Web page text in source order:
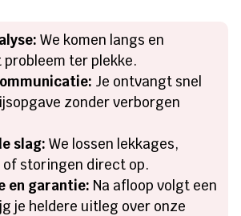
We komen langs en
ter plekke.
Je ontvangt snel
zonder verborgen
slag: We lossen lekkages,
storingen direct op.
en garantie: Na afloop volgt een
je heldere uitleg over onze